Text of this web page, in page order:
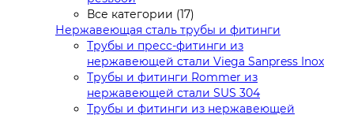
Все категории (17)
Нержавеющая сталь трубы и фитинги
Трубы и пресс-фитинги из
нержавеющей стали Viega Sanpress Inox
Трубы и фитинги Rommer из
нержавеющей стали SUS 304
Трубы и фитинги из нержавеющей